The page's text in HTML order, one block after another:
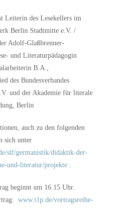
Leiterin des Lesekellers im
Berlin Stadtmitte e.V. /
Adolf-Glaßbrenner-
und Literaturpädagogin
B.A.,
des Bundesverbandes
und der Akademie für literale
Berlin
auch zu den folgenden
sich unter
slf/germanistik/didaktik-der-
und-literatur/projekte .
beginnt um 16.15 Uhr.
www.t1p.de/vortragsreihe-